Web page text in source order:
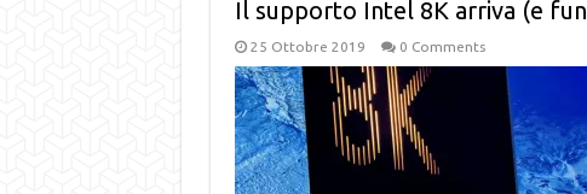
Il supporto Intel 8K arriva (e
25 Ottobre 2019 0 Comments